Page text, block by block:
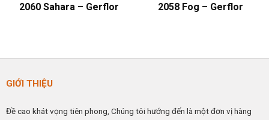
2060 Sahara – Gerflor 2058 Fog – Gerflor
GIỚI THIỆU
Đề cao khát vọng tiên phong, Chúng tôi hướng đến là một đơn vị hàng